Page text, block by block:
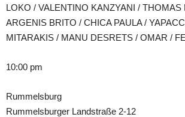
LOKO / VALENTINO KANZYANI / THOMAS
ARGENIS BRITO / CHICA PAULA /
MITARAKIS / MANU DESRETS / OMAR /
10:00 pm
Rummelsburg
Rummelsburger Landstraße 2-12